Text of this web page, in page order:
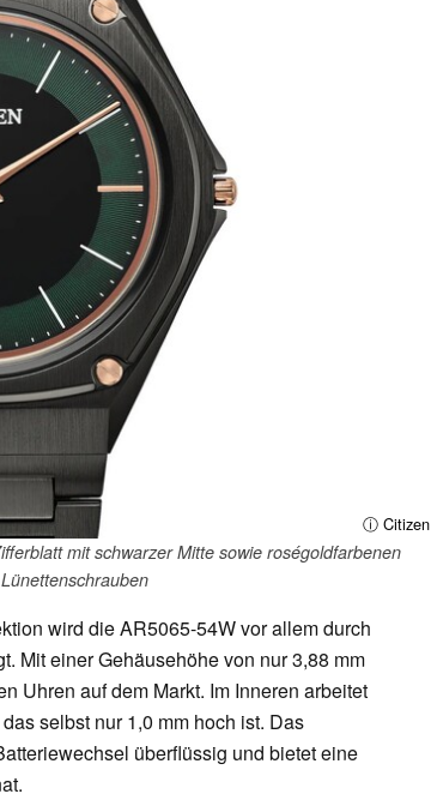
ⓘ Citizen
mit schwarzer Mitte sowie roségoldfarbenen
wird die AR5065-54W vor allem durch
Mit einer Gehäusehöhe von nur 3,88 mm
Uhren auf dem Markt. Im Inneren arbeitet
selbst nur 1,0 mm hoch ist. Das
überflüssig und bietet eine